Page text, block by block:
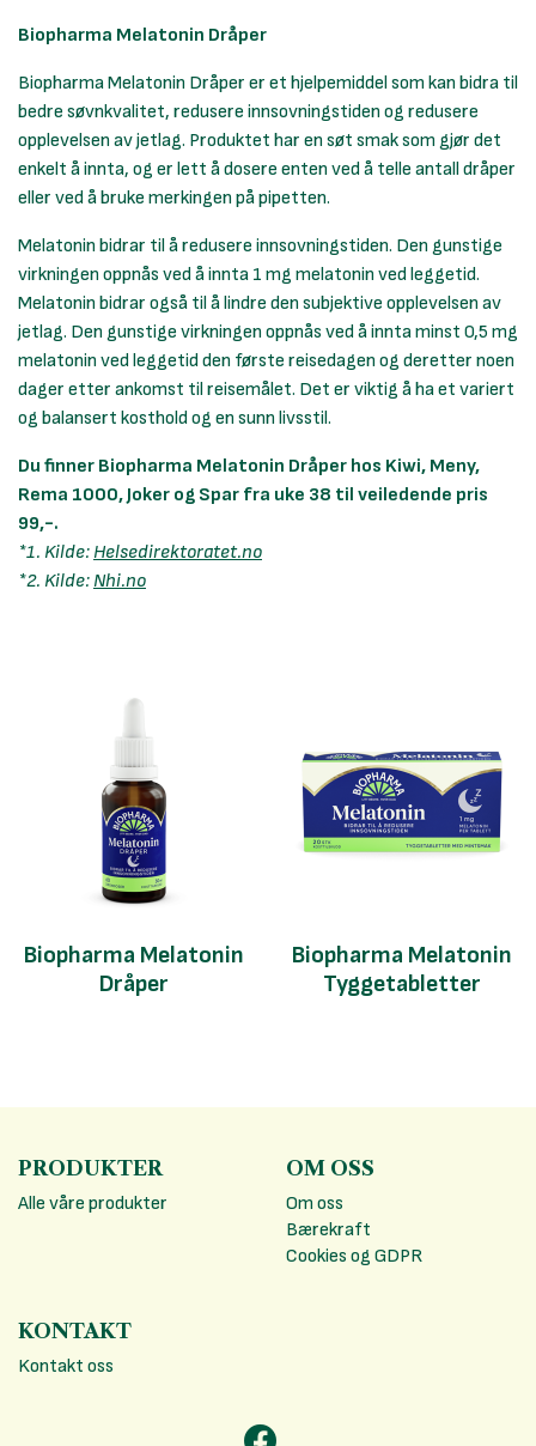
Biopharma Melatonin Dråper
Biopharma Melatonin Dråper er et hjelpemiddel som kan bidra til
bedre søvnkvalitet, redusere innsovningstiden og redusere
opplevelsen av jetlag. Produktet har en søt smak som gjør det
enkelt å innta, og er lett å dosere enten ved å telle antall dråper
eller ved å bruke merkingen på pipetten.
Melatonin bidrar til å redusere innsovningstiden. Den gunstige
virkningen oppnås ved å innta 1 mg melatonin ved leggetid.
Melatonin bidrar også til å lindre den subjektive opplevelsen av
jetlag. Den gunstige virkningen oppnås ved å innta minst 0,5 mg
melatonin ved leggetid den første reisedagen og deretter noen
dager etter ankomst til reisemålet. Det er viktig å ha et variert
og balansert kosthold og en sunn livsstil.
Du finner Biopharma Melatonin Dråper hos Kiwi, Meny,
Rema 1000, Joker og Spar fra uke 38 til veiledende pris
99,-.
*1. Kilde: Helsedirektoratet.no
*2. Kilde: Nhi.no
Biopharma Melatonin
Dråper
Biopharma Melatonin
Tyggetabletter
PRODUKTER
Alle våre produkter
OM OSS
Om oss
Bærekraft
Cookies og GDPR
KONTAKT
Kontakt oss